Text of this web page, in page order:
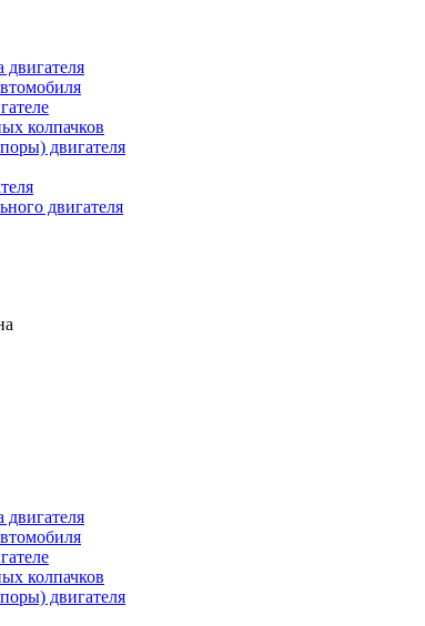
двигателя
колпачков
двигателя
двигателя
двигателя
колпачков
двигателя